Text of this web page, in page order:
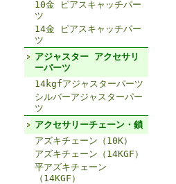
10金 ピアスキャッチパー
ツ
14金 ピアスキャッチパー
ツ
アジャスター アクセサリ
ーパーツ
14kgfアジャスターパーツ
シルバーアジャスターパー
ツ
アクセサリーチェーン・鎖
アズキチェーン（10K）
アズキチェーン（14KGF）
平アズキチェーン
（14KGF）